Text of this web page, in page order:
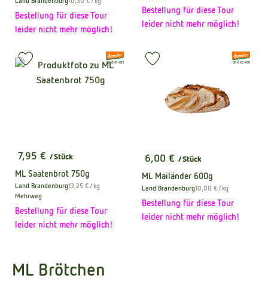
, Herkunft:
Bestellung für diese Tour
leider nicht mehr möglich!
Bestellung für diese Tour
leider nicht mehr möglich!
, Preis:
7,95 € / Stück
ML Saatenbrot 750g
, Herkunft:
Land Brandenburg, Referenzpreis:
13,25 €/ kg
Mehrweg
Bestellung für diese Tour
leider nicht mehr möglich!
, Verband:
, Kontrollstelle:
DE-ÖKO-021
Produkt zu Favouriten hinzufügen
, Preis:
6,00 € / Stück
ML Mailänder 600g
, Herkunft:
Land Brandenburg, Referenzpreis:
10,00 €/ kg
Bestellung für diese Tour
leider nicht mehr möglich!
, Verband:
, Kontrollstelle:
DE-ÖKO-001
Produkt zu Favouriten hinzufügen
ML Brötchen